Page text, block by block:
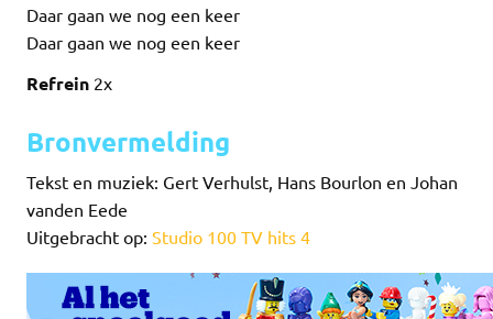
Daar gaan we nog een keer
Daar gaan we nog een keer
Refrein 2x
Bronvermelding
Tekst en muziek: Gert Verhulst, Hans Bourlon en Johan
vanden Eede
Uitgebracht op: Studio 100 TV hits 4